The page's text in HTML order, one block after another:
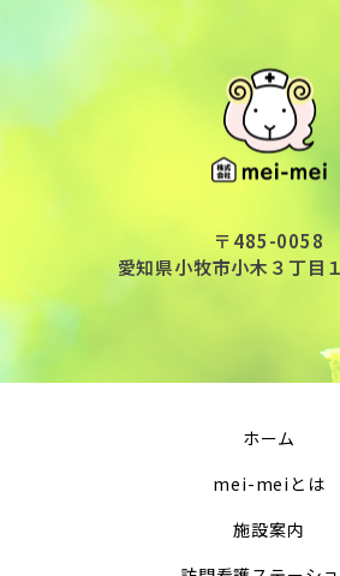
〒485-0058
愛知県小牧市小木３丁目
ホーム
mei-meiとは
施設案内